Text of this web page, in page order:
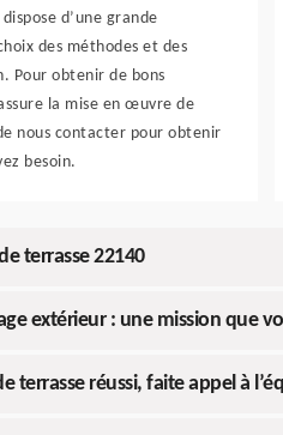
d’une grande
des méthodes et des
Pour obtenir de bons
la mise en œuvre de
nous contacter pour obtenir
besoin.
terrasse 22140
extérieur : une mission que
terrasse réussi, faite appel à